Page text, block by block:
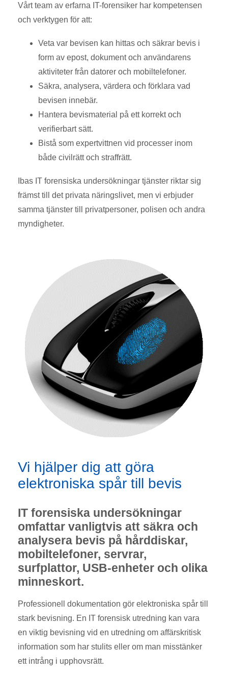
Vårt team av erfarna IT-forensiker har kompetensen
och verktygen för att:
Veta var bevisen kan hittas och säkrar bevis i
form av epost, dokument och användarens
aktiviteter från datorer och mobiltelefoner.
Säkra, analysera, värdera och förklara vad
bevisen innebär.
Hantera bevismaterial på ett korrekt och
verifierbart sätt.
Bistå som expertvittnen vid processer inom
både civilrätt och straffrätt.
Ibas IT forensiska undersökningar tjänster riktar sig
främst till det privata näringslivet, men vi erbjuder
samma tjänster till privatpersoner, polisen och andra
myndigheter.
Vi hjälper dig att göra
elektroniska spår till bevis
IT forensiska undersökningar
omfattar vanligtvis att säkra och
analysera bevis på hårddiskar,
mobiltelefoner, servrar,
surfplattor, USB-enheter och olika
minneskort.
Professionell dokumentation gör elektroniska spår till
stark bevisning. En IT forensisk utredning kan vara
en viktig bevisning vid en utredning om affärskritisk
information som har stulits eller om man misstänker
ett intrång i upphovsrätt.